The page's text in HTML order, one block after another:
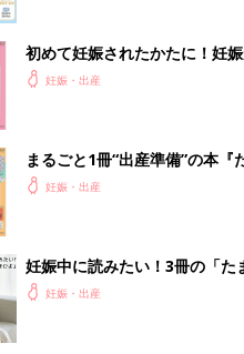
初めて妊娠されたかたに！妊
ったら最初に読む本『初めての
妊娠・出産
まるごと1冊“出産準備”の本『
クラブ 夏号』〈スペシャル大特
妊娠・出産
妊娠中に読みたい！3冊の「た
よ」妊娠・出産